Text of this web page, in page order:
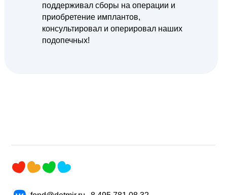
поддерживал сборы на операции и
приобретение имплантов,
консультировал и оперировал наших
подопечных!